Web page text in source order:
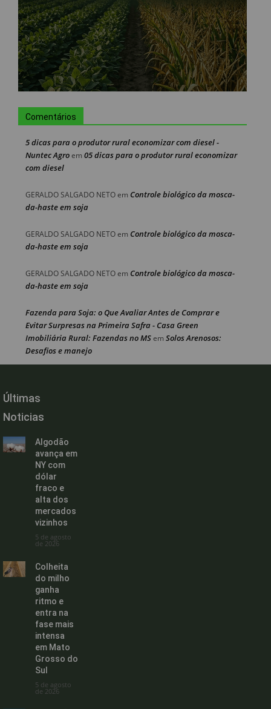
Comentários
5 dicas para o produtor rural economizar com diesel -
Nuntec Agroem 05 dicas para o produtor rural economizar
com diesel
GERALDO SALGADO NETOem Controle biológico da mosca-
da-haste em soja
GERALDO SALGADO NETOem Controle biológico da mosca-
da-haste em soja
GERALDO SALGADO NETOem Controle biológico da mosca-
da-haste em soja
Fazenda para Soja: o Que Avaliar Antes de Comprar e
Evitar Surpresas na Primeira Safra - Casa Green
Imobiliária Rural: Fazendas no MSem Solos Arenosos:
Desafios e manejo
Últimas
Noticias
Algodão
avança em
NY com
dólar
fraco e
alta dos
mercados
vizinhos
5 de agosto
de 2026
Colheita
do milho
ganha
ritmo e
entra na
fase mais
intensa
em Mato
Grosso do
Sul
5 de agosto
de 2026